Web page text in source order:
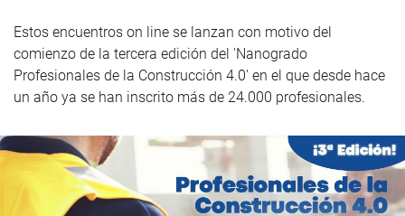
Estos encuentros on line se lanzan con motivo del
comienzo de la tercera edición del 'Nanogrado
Profesionales de la Construcción 4.0' en el que desde hace
un año ya se han inscrito más de 24.000 profesionales.